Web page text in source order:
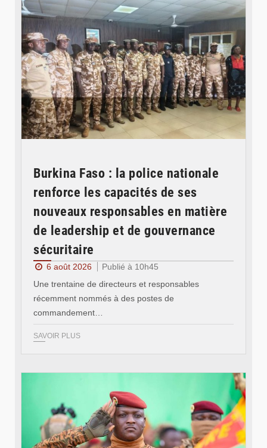
Burkina Faso : la police nationale
renforce les capacités de ses
nouveaux responsables en matière
de leadership et de gouvernance
sécuritaire
6 août 2026
Publié à 10h45
Une trentaine de directeurs et responsables
récemment nommés à des postes de
commandement…
SAVOIR PLUS